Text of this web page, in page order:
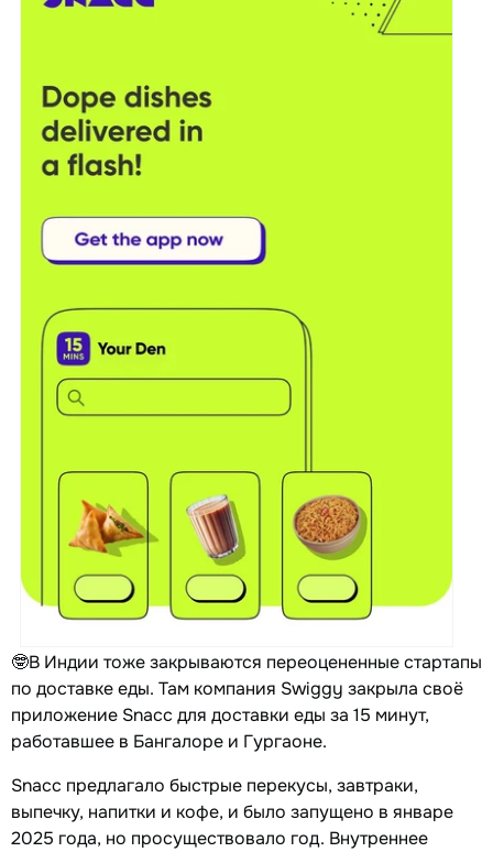
🤓В Индии тоже закрываются переоцененные стартапы
по доставке еды. Там компания Swiggy закрыла своё
приложение Snacc для доставки еды за 15 минут,
работавшее в Бангалоре и Гургаоне.
Snacc предлагало быстрые перекусы, завтраки,
выпечку, напитки и кофе, и было запущено в январе
2025 года, но просуществовало год. Внутреннее